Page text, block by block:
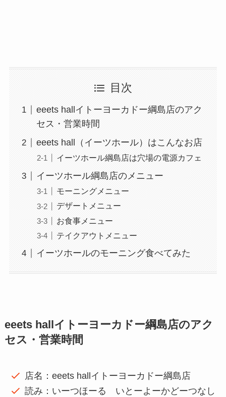
目次
eeets hallイトーヨーカドー綱島店のアク
セス・営業時間
eeets hall（イーツホール）はこんなお店
イーツホール綱島店は穴場の電源カフェ
イーツホール綱島店のメニュー
モーニングメニュー
デザートメニュー
お食事メニュー
テイクアウトメニュー
イーツホールのモーニング食べてみた
eeets hallイトーヨーカドー綱島店のアク
セス・営業時間
店名：eeets hallイトーヨーカドー綱島店
読み：いーつほーる いとーよーかどーつなし